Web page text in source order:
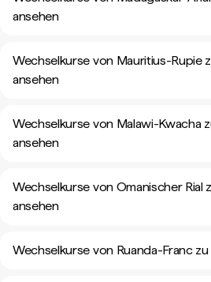
ansehen
Wechselkurse von Mauritius-Rupie
ansehen
Wechselkurse von Malawi-Kwacha
ansehen
Wechselkurse von Omanischer Rial
ansehen
Wechselkurse von Ruanda-Franc